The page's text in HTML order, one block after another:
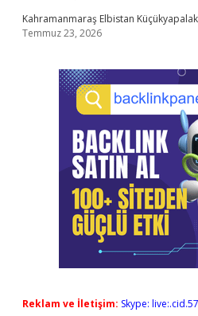
Kahramanmaraş Elbistan
Temmuz 23, 2026
Reklam ve İletişim: Skype: